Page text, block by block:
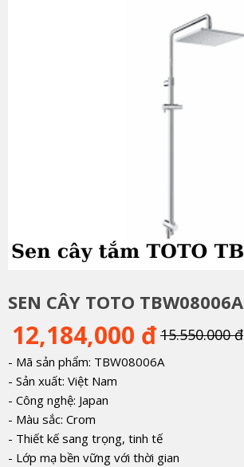
SEN CÂY TOTO TBW08006A
12,184,000 đ 15.550.000 đ
- Mã sản phẩm: TBW08006A
- Sản xuất: Việt Nam
- Công nghệ: Japan
- Màu sắc: Crom
- Thiết kế sang trọng, tinh tế
- Lớp mạ bền vững với thời gian